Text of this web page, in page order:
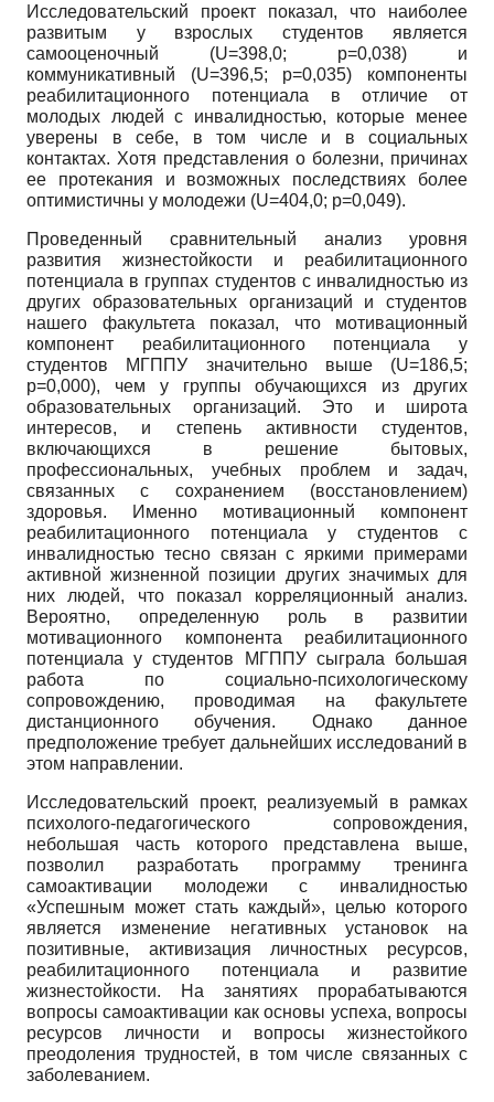
Исследовательский проект показал, что наиболее
развитым у взрослых студентов является
самооценочный (U=398,0; р=0,038) и
коммуникативный (U=396,5; р=0,035) компоненты
реабилитационного потенциала в отличие от
молодых людей с инвалидностью, которые менее
уверены в себе, в том числе и в социальных
контактах. Хотя представления о болезни, причинах
ее протекания и возможных последствиях более
оптимистичны у молодежи (U=404,0; р=0,049).
Проведенный сравнительный анализ уровня
развития жизнестойкости и реабилитационного
потенциала в группах студентов с инвалидностью из
других образовательных организаций и студентов
нашего факультета показал, что мотивационный
компонент реабилитационного потенциала у
студентов МГППУ значительно выше (U=186,5;
р=0,000), чем у группы обучающихся из других
образовательных организаций. Это и широта
интересов, и степень активности студентов,
включающихся в решение бытовых,
профессиональных, учебных проблем и задач,
связанных с сохранением (восстановлением)
здоровья. Именно моти­вационный компонент
реабилитационного потенциала у студентов с
инвалидностью тесно связан с яркими примерами
активной жизненной позиции других значимых для
них людей, что показал корреляционный анализ.
Вероятно, определенную роль в развитии
мотивационно­го компонента реабилитационного
потенциала у студентов МГППУ сыграла большая
работа по социально-психологическому
сопровождению, проводимая на факультете
дистанционного обучения. Однако данное
предположение требует дальнейших исследований в
этом направлении.
Исследовательский проект, реализуемый в рамках
психолого-педагогического сопровождения,
небольшая часть которого представлена выше,
позволил разработать программу тренинга
самоактивации молодежи с инвалидностью
«Успешным может стать каждый», целью которого
является изменение негативных установок на
позитивные, активизация личностных ресурсов,
реабилитационного потенциала и развитие
жизнестойкости. На занятиях прорабатываются
вопросы самоактивации как основы успеха, вопросы
ресурсов личности и вопросы жизнестойкого
преодоления трудностей, в том числе связанных с
заболеванием.